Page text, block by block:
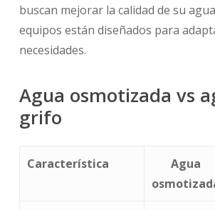
buscan mejorar la calidad de su
equipos están diseñados para
necesidades.
Agua osmotizada vs
grifo
Característica
Agua